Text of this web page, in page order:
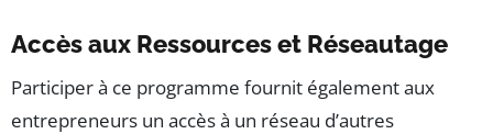
Accès aux Ressources et Réseautage
Participer à ce programme fournit également aux
entrepreneurs un accès à un réseau d’autres